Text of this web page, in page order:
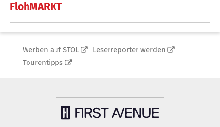
FlohMARKT
Werben auf STOL
Leserreporter werden
Tourentipps